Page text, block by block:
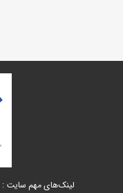
لینک‌های مهم سایت :